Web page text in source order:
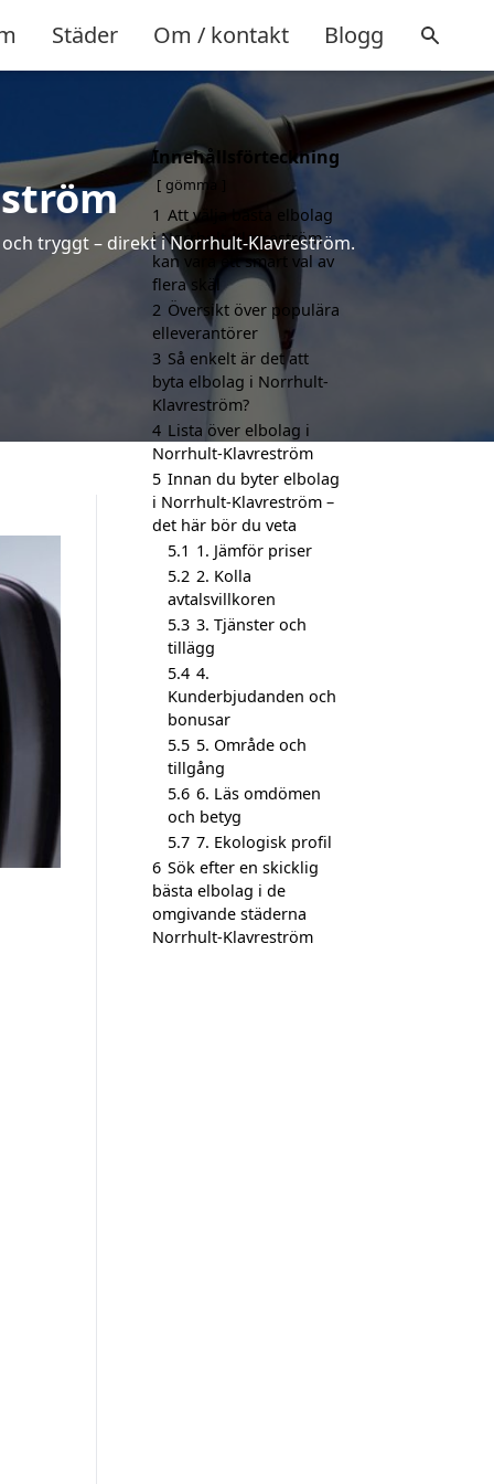
Städer Om / kontakt Blogg
tryggt – direkt i Norrhult-Klavreström.
Innehållsförteckning
gömma
1 Att välja bästa elbolag
i Norrhult-Klavreström
kan vara ett smart val av
flera skäl
2 Översikt över populära
elleverantörer
3 Så enkelt är det att
byta elbolag i Norrhult-
Klavreström?
4 Lista över elbolag i
Norrhult-Klavreström
5 Innan du byter elbolag
i Norrhult-Klavreström –
det här bör du veta
5.1 1. Jämför priser
5.2 2. Kolla
avtalsvillkoren
5.3 3. Tjänster och
tillägg
5.4 4.
Kunderbjudanden och
bonusar
5.5 5. Område och
tillgång
5.6 6. Läs omdömen
och betyg
5.7 7. Ekologisk profil
6 Sök efter en skicklig
bästa elbolag i de
omgivande städerna
Norrhult-Klavreström